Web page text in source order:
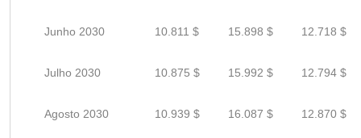
Junho 2030 10.811 $ 15.898 $ 12.718 $
Julho 2030 10.875 $ 15.992 $ 12.794 $
Agosto 2030 10.939 $ 16.087 $ 12.870 $